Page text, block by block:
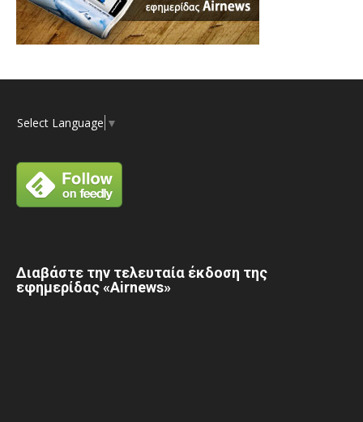
Select Language ▼
Διαβάστε την τελευταία έκδοση της
εφημερίδας «Airnews»